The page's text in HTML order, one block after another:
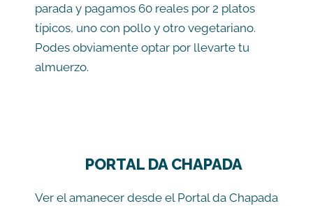
parada y pagamos 60 reales por 2 platos
típicos, uno con pollo y otro vegetariano.
Podes obviamente optar por llevarte tu
almuerzo.
PORTAL DA CHAPADA
Ver el amanecer desde el Portal da Chapada